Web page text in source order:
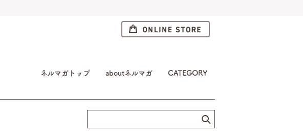
ネルマガトップ aboutネルマガ CATEGORY